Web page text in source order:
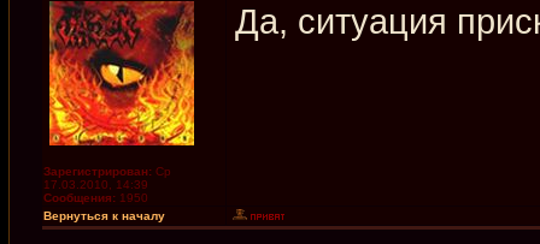
Зарегистрирован: Ср
17.03.2010, 14:39
Сообщения: 1950
Да, ситуация
Вернуться к началу